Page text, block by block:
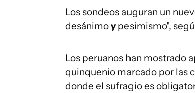
Los sondeos auguran un
desánimoypesimismo",
Los peruanos han mostrado
quinquenio marcado por las
donde el sufragio es